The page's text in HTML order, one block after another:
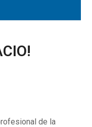
de la